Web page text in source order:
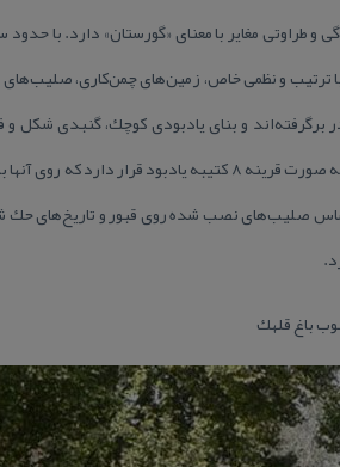
طراوتی مغایر با معنای «گورستان» دارد. با
ترتیب و نظمی خاص، زمین‌های چمن‌كاری،
و بنای یادبودی كوچك، گنبدی شكل و
معماری ایرانی در قبرستان متفقین ساخته شده است. در هر سوی بنای گنبدی، به صورت
صلیب‌های نصب شده روی قبور و تاریخ‌های
باغ قلهك